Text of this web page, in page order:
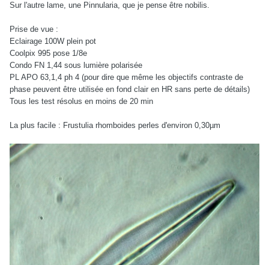
Sur l'autre lame, une Pinnularia, que je pense être nobilis.
Prise de vue :
Eclairage 100W plein pot
Coolpix 995 pose 1/8e
Condo FN 1,44 sous lumière polarisée
PL APO 63,1,4 ph 4 (pour dire que même les objectifs contraste de
phase peuvent être utilisée en fond clair en HR sans perte de détails)
Tous les test résolus en moins de 20 min
La plus facile : Frustulia rhomboides perles d'environ 0,30µm